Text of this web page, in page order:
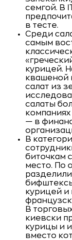
семгой. В
в тесте.
Среди
самым
курицей.
квашеной
салат из
салаты
— в
В
биточкам
место. По
курицей и
В
киевски
курицы и
вместо